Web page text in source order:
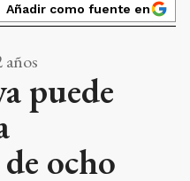
Añadir como fuente en
años
puede
ocho